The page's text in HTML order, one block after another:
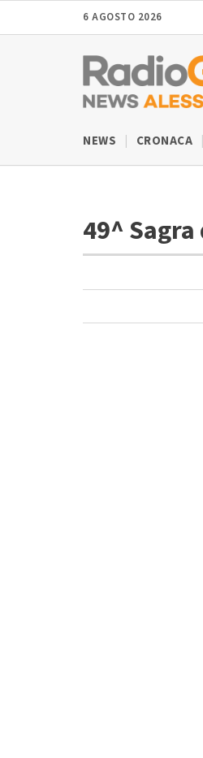
6 AGOSTO 2026
NEWS CRONACA
49^